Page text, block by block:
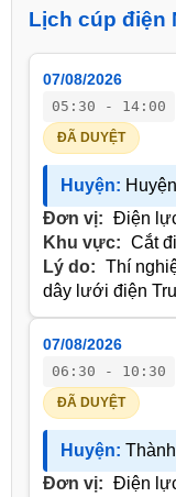
Lịch cúp điện
07/08/2026
05:30 - 14:00
ĐÃ DUYỆT
Huyện:
Đơn vị: Điện
Khu vực: Cắt
Lý do: Thí
dây lưới điện
07/08/2026
06:30 - 10:30
ĐÃ DUYỆT
Huyện:
Đơn vị: Điện